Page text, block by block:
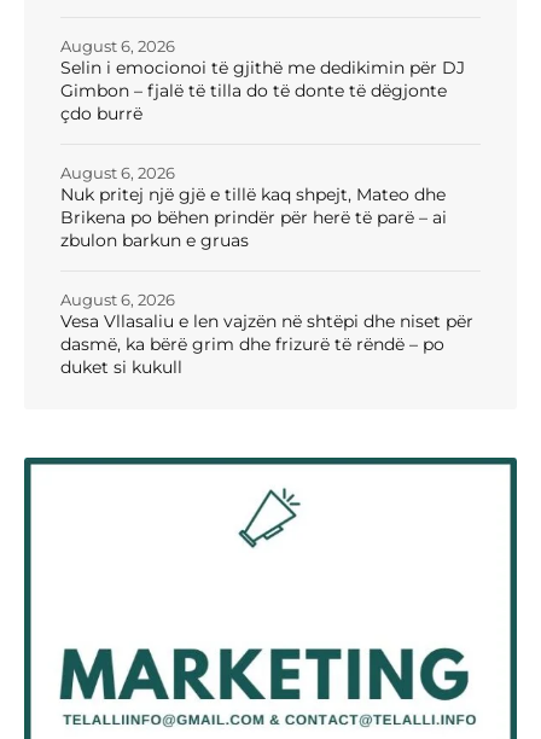
Selin i emocionoi të gjithë me dedikimin për DJ
Gimbon – fjalë të tilla do të donte të dëgjonte
çdo burrë
August 6, 2026
Nuk pritej një gjë e tillë kaq shpejt, Mateo dhe
Brikena po bëhen prindër për herë të parë – ai
zbulon barkun e gruas
August 6, 2026
Vesa Vllasaliu e len vajzën në shtëpi dhe niset për
dasmë, ka bërë grim dhe frizurë të rëndë – po
duket si kukull
August 6, 2026